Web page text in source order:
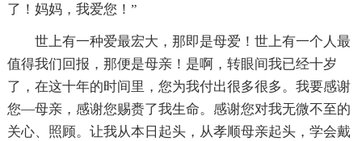
了！妈妈，我爱您！”
世上有一种爱最宏大，那即是母爱！世上有一个人最
值得我们回报，那便是母亲！是啊，转眼间我已经十岁
了，在这十年的时间里，您为我付出很多很多。我要感谢
您—母亲，感谢您赐赉了我生命。感谢您对我无微不至的
关心、照顾。让我从本日起头，从孝顺母亲起头，学会戴